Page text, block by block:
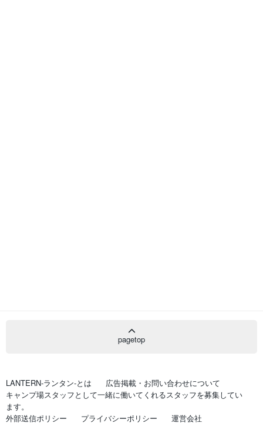
pagetop
LANTERN-ランタン-とは
広告掲載・お問い合わせについて
キャンプ場スタッフとして一緒に働いてくれるスタッフを募集してい
ます。
外部送信ポリシー
プライバシーポリシー 運営会社